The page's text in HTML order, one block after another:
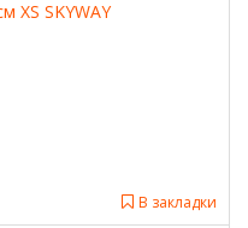
XS SKYWAY
В закладки